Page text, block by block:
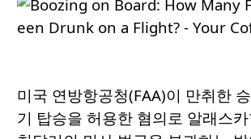
미국 연방항공청(FAA)이 만취한
기 탑승을 허용한 혐의로 알래스